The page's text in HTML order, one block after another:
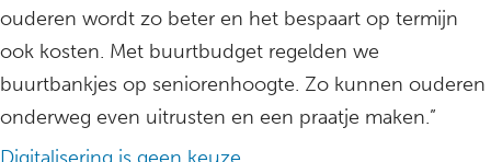
ouderen wordt zo beter en het bespaart op termijn
ook kosten. Met buurtbudget regelden we
buurtbankjes op seniorenhoogte. Zo kunnen ouderen
onderweg even uitrusten en een praatje maken.”